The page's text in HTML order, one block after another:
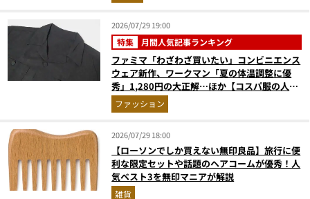
2026/07/29 19:00
特集 月間人気記事ランキング
ファミマ「わざわざ買いたい」コンビニエンス
ウェア新作、ワークマン「夏の体温調整に優
秀」1,280円の大正解…ほか【コスパ服の人気
記事ランキングベスト3】（2026年6月版）
ファッション
2026/07/29 18:00
【ローソンでしか買えない無印良品】旅行に便
利な限定セットや話題のヘアコームが優秀！人
気ベスト3を無印マニアが解説
雑貨